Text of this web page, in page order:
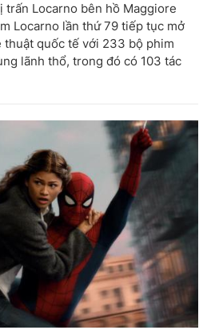
trấn Locarno bên hồ Maggiore
Locarno lần thứ 79 tiếp tục mở
thuật quốc tế với 233 bộ phim
lãnh thổ, trong đó có 103 tác